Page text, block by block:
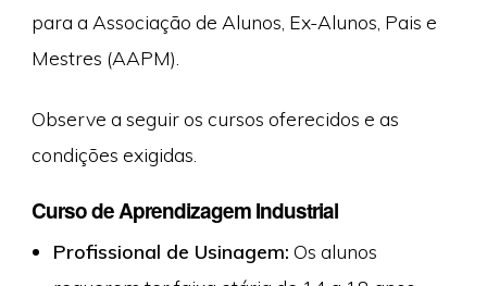
para a Associação de Alunos, Ex-Alunos, Pais e
Mestres (AAPM).
Observe a seguir os cursos oferecidos e as
condições exigidas.
Curso de Aprendizagem Industrial
Profissional de Usinagem: Os alunos